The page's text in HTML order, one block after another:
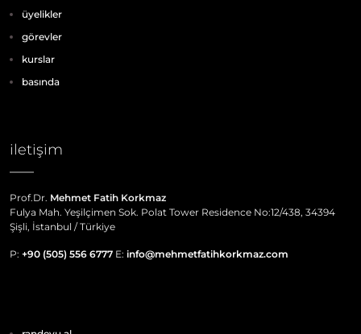
üyelikler
görevler
kurslar
basında
iletişim
Prof.Dr. Mehmet Fatih Korkmaz
Fulya Mah. Yeşilçimen Sok. Polat Tower Residence No:12/438, 34394
Şişli, İstanbul / Türkiye
P: +90 (505) 556 6777 E: info@mehmetfatihkorkmaz.com